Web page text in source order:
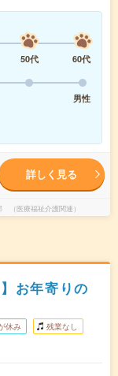
50代
60代
男性
詳しく見る
（医療福祉介護関連）
お年寄りの
休み 残業なし